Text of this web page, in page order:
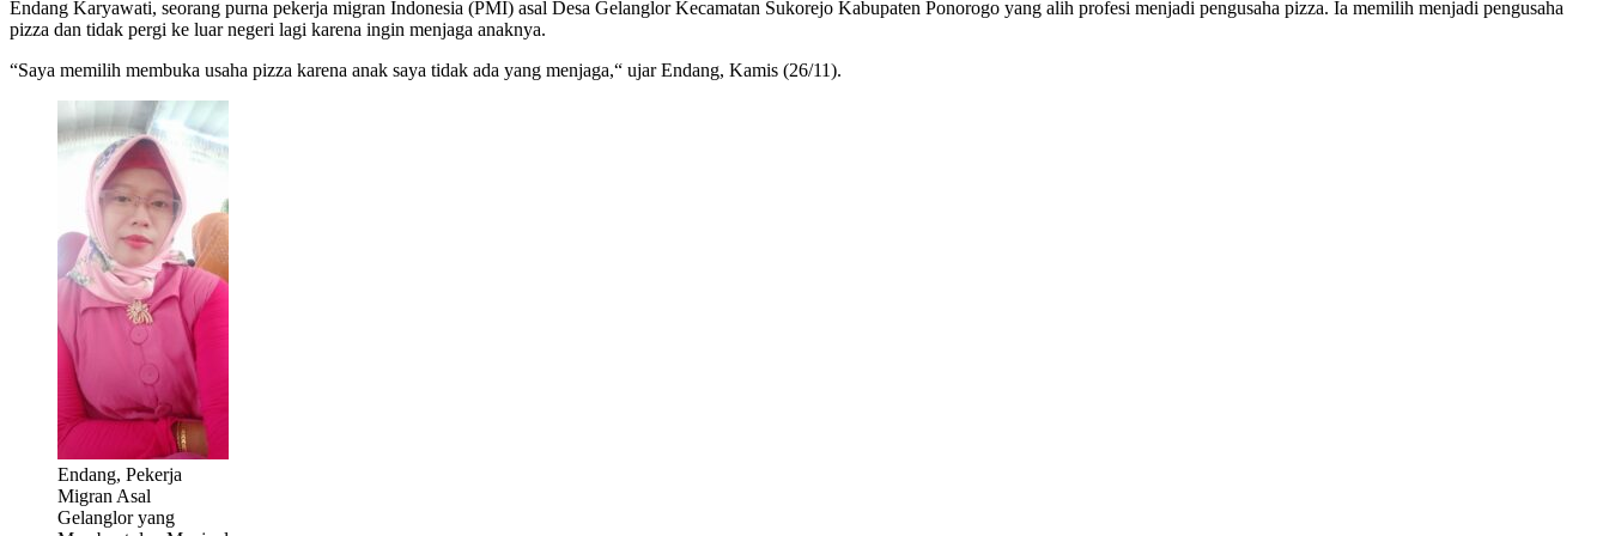
Endang Karyawati, seorang purna pekerja migran Indonesia (PMI) asal Desa Gelanglor Kecamatan Sukorejo Kabupaten Ponorogo yang alih profesi menjadi pengusaha pizza. Ia memilih menjadi pengusaha
pizza dan tidak pergi ke luar negeri lagi karena ingin menjaga anaknya.
“Saya memilih membuka usaha pizza karena anak saya tidak ada yang menjaga,“ ujar Endang, Kamis (26/11).
Endang, Pekerja
Migran Asal
Gelanglor yang